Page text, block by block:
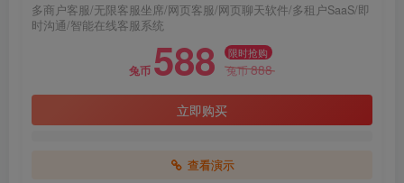
多商户客服/无限客服坐席/网页客服/网页聊天软件/多租户SaaS/即
时沟通/智能在线客服系统
兔币 588 限时抢购
兔币888
立即购买
查看演示